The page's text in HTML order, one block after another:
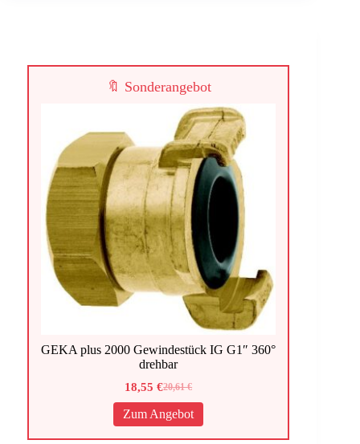
🔖 Sonderangebot
GEKA plus 2000 Gewindestück IG G1″ 360°
drehbar
20,61€
Ursprünglicher
Preis
war:
20,61 €
18,55€
Aktueller
Preis
ist:
18,55 €.
Zum Angebot